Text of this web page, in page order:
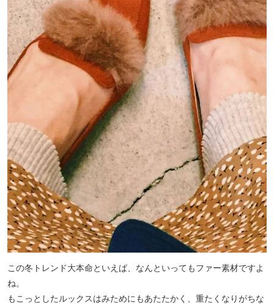
この冬トレンド大本命といえば、なんといってもファー素材ですよ
ね。
もこっとしたルックスはみためにもあたたかく、重たくなりがちな